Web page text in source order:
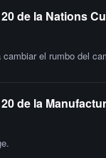
de la Nations
el rumbo del
de la